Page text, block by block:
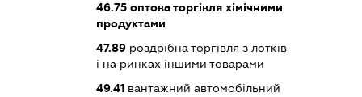
46.75 оптова торгівля хімічними
продуктами
47.89 роздрібна торгівля з лотків
і на ринках іншими товарами
49.41 вантажний автомобільний